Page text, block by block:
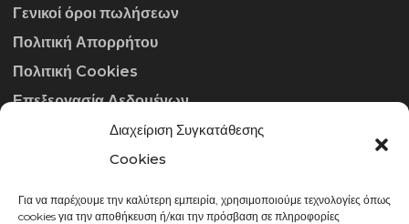
Διαχείριση Συγκατάθεσης
Cookies
Για να παρέχουμε την καλύτερη εμπειρία, χρησιμοποιούμε τεχνολογίες όπως
cookies για την αποθήκευση ή/και την πρόσβαση σε πληροφορίες
Γενικοί όροι πωλήσεων
Πολιτική Απορρήτου
Πολιτική Cookies
Επεξεργασία Δεδομένων
ΣΤΟΙΧΕΊΑ ΕΠΙΚΟΙΝΩΝΊΑΣ
info@gowithraw.gr